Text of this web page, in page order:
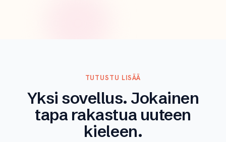
TUTUSTU LISÄÄ
Yksi sovellus. Jokainen
tapa rakastua uuteen
kieleen.